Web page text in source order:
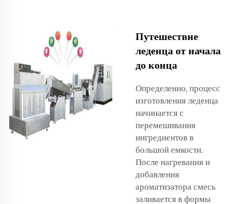
Путешествие
леденца от начала
до конца
Определенно, процесс
изготовления леденца
начинается с
перемешивания
ингредиентов в
большой емкости.
После нагревания и
добавления
ароматизатора смесь
заливается в формы